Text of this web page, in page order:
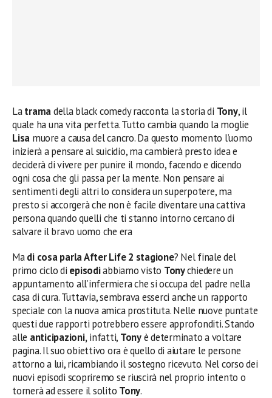
Latramadella black comedy racconta la storia di Tony, il
quale ha una vita perfetta. Tutto cambia quando la moglie
Lisa muore a causa del cancro. Da questo momento l’uomo
inizierà a pensare al suicidio, ma cambierà presto idea e
deciderà di vivere per punire il mondo, facendo e dicendo
ogni cosa che gli passa per la mente. Non pensare ai
sentimenti degli altri lo considera un superpotere, ma
presto si accorgerà che non è facile diventare una cattiva
persona quando quelli che ti stanno intorno cercano di
salvare il bravo uomo che era
Madi cosa parla After Life 2 stagione? Nel finale del
primo ciclo di episodiabbiamo visto Tonychiedere un
appuntamento all’infermiera che si occupa del padre nella
casa di cura. Tuttavia, sembrava esserci anche un rapporto
speciale con la nuova amica prostituta. Nelle nuove puntate
questi due rapporti potrebbero essere approfonditi. Stando
alle anticipazioni,infatti, Tonyè determinato a voltare
pagina. Il suo obiettivo ora è quello di aiutare le persone
attorno a lui, ricambiando il sostegno ricevuto. Nel corso dei
nuovi episodi scopriremo se riuscirà nel proprio intento o
tornerà ad essere il solito Tony.